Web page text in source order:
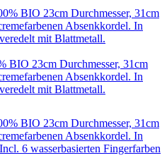
BIO 23cm Durchmesser, 31cm
Absenkkordel. In
mit Blattmetall.